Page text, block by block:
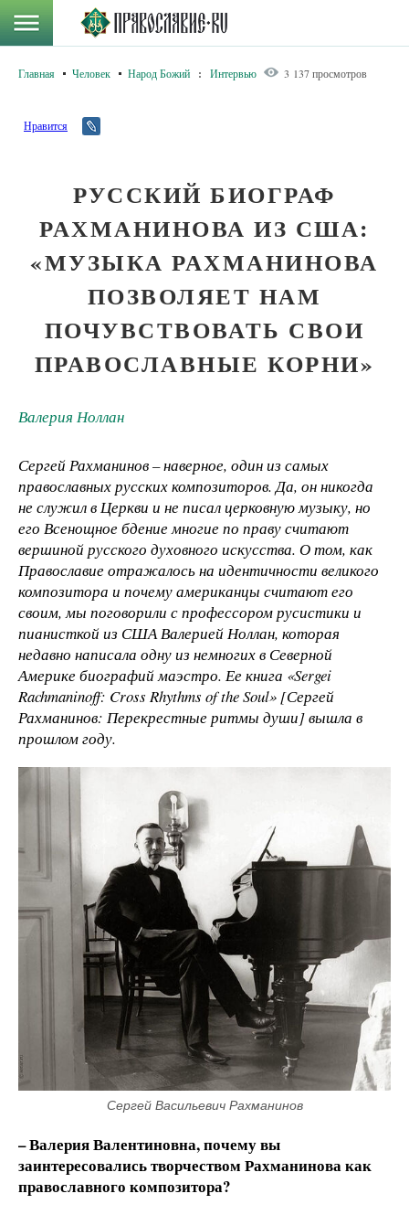
Главная Человек Народ Божий : Интервью 3 137 просмотров
Нравится
РУССКИЙ БИОГРАФ
РАХМАНИНОВА ИЗ США:
«МУЗЫКА РАХМАНИНОВА
ПОЗВОЛЯЕТ НАМ
ПОЧУВСТВОВАТЬ СВОИ
ПРАВОСЛАВНЫЕ КОРНИ»
Валерия Ноллан
Сергей Рахманинов – наверное, один из самых
православных русских композиторов. Да, он никогда
не служил в Церкви и не писал церковную музыку, но
его Всенощное бдение многие по праву считают
вершиной русского духовного искусства. О том, как
Православие отражалось на идентичности великого
композитора и почему американцы считают его
своим, мы поговорили с профессором русистики и
пианисткой из США Валерией Ноллан, которая
недавно написала одну из немногих в Северной
Америке биографий маэстро. Ее книга «Sergei
Rachmaninoff: Cross Rhythms of the Soul» [Сергей
Рахманинов: Перекрестные ритмы души] вышла в
прошлом году.
Сергей Васильевич Рахманинов
– Валерия Валентиновна, почему вы
заинтересовались творчеством Рахманинова как
православного композитора?